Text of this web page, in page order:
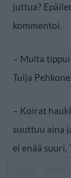
juttua?
kommentoi.
– Multa
Tuija
– Koirat
suuttuu aina
ei enää suuri,